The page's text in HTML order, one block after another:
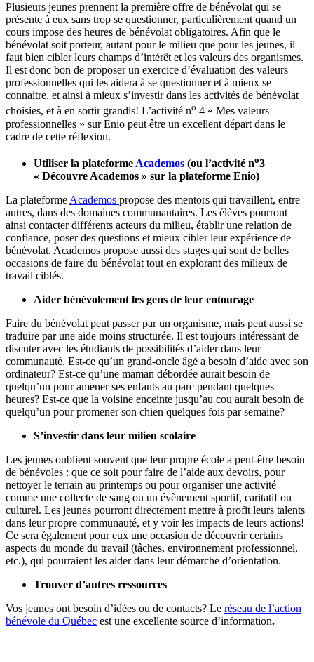
Plusieurs jeunes prennent la première offre de bénévolat qui se
présente à eux sans trop se questionner, particulièrement quand un
cours impose des heures de bénévolat obligatoires. Afin que le
bénévolat soit porteur, autant pour le milieu que pour les jeunes, il
faut bien cibler leurs champs d’intérêt et les valeurs des organismes.
Il est donc bon de proposer un exercice d’évaluation des valeurs
professionnelles qui les aidera à se questionner et à mieux se
connaitre, et ainsi à mieux s’investir dans les activités de bénévolat
choisies, et à en sortir grandis! L’activité no 4 « Mes valeurs
professionnelles » sur Enio peut être un excellent départ dans le
cadre de cette réflexion.
Utiliser la plateforme Academos (ou l’activité no3
« Découvre Academos » sur la plateforme Enio)
La plateforme Academos propose des mentors qui travaillent, entre
autres, dans des domaines communautaires. Les élèves pourront
ainsi contacter différents acteurs du milieu, établir une relation de
confiance, poser des questions et mieux cibler leur expérience de
bénévolat. Academos propose aussi des stages qui sont de belles
occasions de faire du bénévolat tout en explorant des milieux de
travail ciblés.
Aider bénévolement les gens de leur entourage
Faire du bénévolat peut passer par un organisme, mais peut aussi se
traduire par une aide moins structurée. Il est toujours intéressant de
discuter avec les étudiants de possibilités d’aider dans leur
communauté. Est-ce qu’un grand-oncle âgé a besoin d’aide avec son
ordinateur? Est-ce qu’une maman débordée aurait besoin de
quelqu’un pour amener ses enfants au parc pendant quelques
heures? Est-ce que la voisine enceinte jusqu’au cou aurait besoin de
quelqu’un pour promener son chien quelques fois par semaine?
S’investir dans leur milieu scolaire
Les jeunes oublient souvent que leur propre école a peut-être besoin
de bénévoles : que ce soit pour faire de l’aide aux devoirs, pour
nettoyer le terrain au printemps ou pour organiser une activité
comme une collecte de sang ou un évènement sportif, caritatif ou
culturel. Les jeunes pourront directement mettre à profit leurs talents
dans leur propre communauté, et y voir les impacts de leurs actions!
Ce sera également pour eux une occasion de découvrir certains
aspects du monde du travail (tâches, environnement professionnel,
etc.), qui pourraient les aider dans leur démarche d’orientation.
Trouver d’autres ressources
Vos jeunes ont besoin d’idées ou de contacts? Le réseau de l’action
bénévole du Québec est une excellente source d’information.